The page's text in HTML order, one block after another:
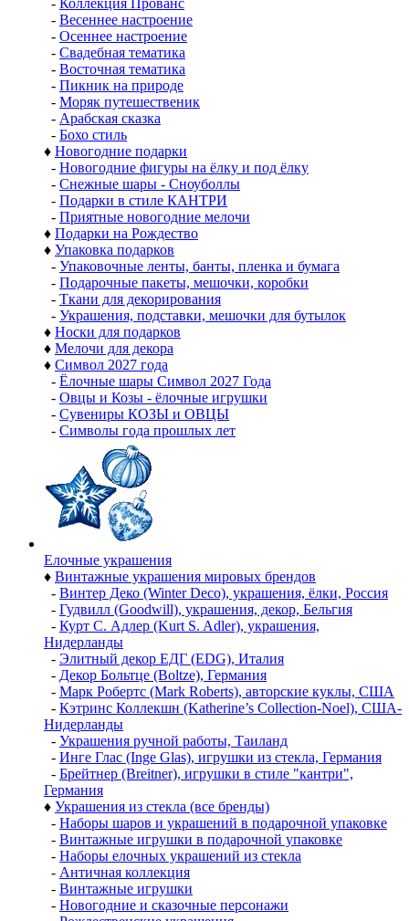
- Коллекция Прованс
- Весеннее настроение
- Осеннее настроение
- Свадебная тематика
- Восточная тематика
- Пикник на природе
- Моряк путешественик
- Арабская сказка
- Бохо стиль
♦ Новогодние подарки
- Новогодние фигуры на ёлку и под ёлку
- Снежные шары - Сноуболлы
- Подарки в стиле КАНТРИ
- Приятные новогодние мелочи
♦ Подарки на Рождество
♦ Упаковка подарков
- Упаковочные ленты, банты, пленка и бумага
- Подарочные пакеты, мешочки, коробки
- Ткани для декорирования
- Украшения, подставки, мешочки для бутылок
♦ Носки для подарков
♦ Мелочи для декора
♦ Символ 2027 года
- Ёлочные шары Символ 2027 Года
- Овцы и Козы - ёлочные игрушки
- Сувениры КОЗЫ и ОВЦЫ
- Символы года прошлых лет
Елочные украшения
♦ Винтажные украшения мировых брендов
- Винтер Деко (Winter Deco), украшения, ёлки, Россия
- Гудвилл (Goodwill), украшения, декор, Бельгия
- Курт С. Адлер (Kurt S. Adler), украшения,
Нидерланды
- Элитный декор ЕДГ (EDG), Италия
- Декор Больтце (Boltze), Германия
- Марк Робертс (Mark Roberts), авторские куклы, США
- Кэтринс Коллекшн (Katherine’s Collection-Noel), США-
Нидерланды
- Украшения ручной работы, Таиланд
- Инге Глас (Inge Glas), игрушки из стекла, Германия
- Брейтнер (Breitner), игрушки в стиле "кантри",
Германия
♦ Украшения из стекла (все бренды)
- Наборы шаров и украшений в подарочной упаковке
- Винтажные игрушки в подарочной упаковке
- Наборы елочных украшений из стекла
- Античная коллекция
- Винтажные игрушки
- Новогодние и сказочные персонажи